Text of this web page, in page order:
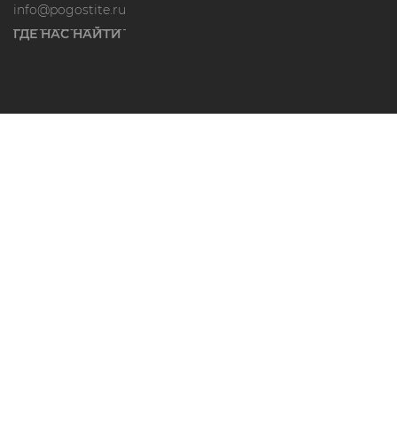
info@pogostite.ru
ГДЕ НАС НАЙТИ